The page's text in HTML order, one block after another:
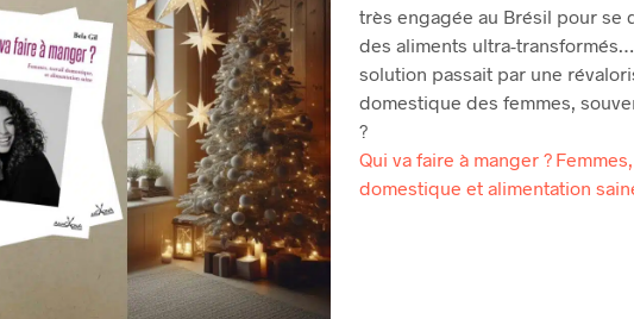
très engagée au Brésil pour se
des aliments ultra-
solution passait par une
domestique des femmes,
?
Qui va faire à manger ?
domestique et alimentation